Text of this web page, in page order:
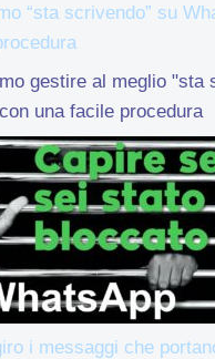
“sta scrivendo” su
gestire al meglio "sta
una facile procedura
i messaggi che